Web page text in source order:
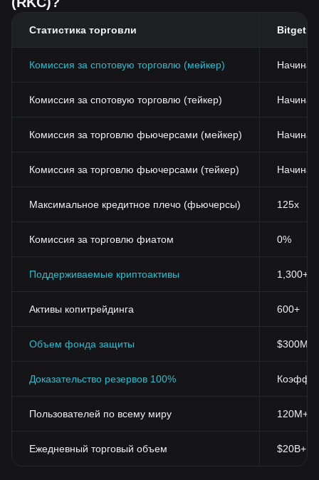
Статистика торговли Bitget
Комиссия за спотовую торговлю (мейкер)
Комиссия за спотовую торговлю (тейкер)
Комиссия за торговлю фьючерсами (мейкер)
Комиссия за торговлю фьючерсами (тейкер)
Максимальное кредитное плечо (фьючерсы) 125x
Комиссия за торговлю фиатом 0%
Поддерживаемые криптоактивы 1,300+
Активы копитрейдинга 600+
Объем фонда защиты $300M+
Доказательство резервов 100%
Пользователей по всему миру 120M+
Ежедневный торговый объем $20B+